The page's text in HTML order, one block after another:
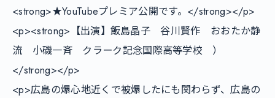
<strong>★YouTubeプレミア公開です。</strong></p>
<p><strong>【出演】飯島晶子　谷川賢作　おおたか静
流　小磯一斉　クラーク記念国際高等学校　）
</strong></p>
<p>広島の爆心地近くで被爆したにも関わらず、広島の